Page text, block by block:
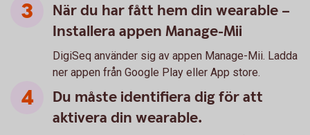
När du har fått hem din wearable –
Installera appen Manage-Mii
DigiSeq använder sig av appen Manage-Mii. Ladda
ner appen från Google Play eller App store.
Du måste identifiera dig för att
aktivera din wearable.